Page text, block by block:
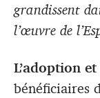
grandissent
l’œuvre de
L’adoption
bénéficiaires